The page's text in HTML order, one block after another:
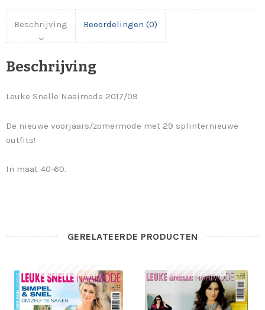
Beschrijving Beoordelingen (0)
Beschrijving
Leuke Snelle Naaimode 2017/09
De nieuwe voorjaars/zomermode met 29 splinternieuwe
outfits!
In maat 40-60.
GERELATEERDE PRODUCTEN